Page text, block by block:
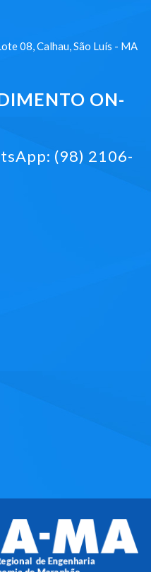
08, Calhau, São Luís - MA
ON-
(98) 2106-